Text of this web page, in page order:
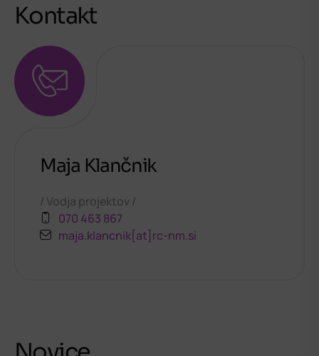
Kontakt
Maja Klančnik
Vodja projektov
070 463 867
maja.klancnik[at]rc-nm.si